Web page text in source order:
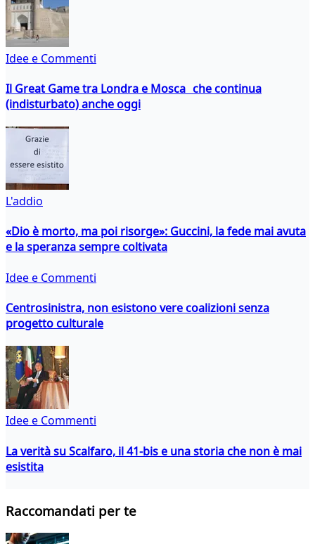
Idee e Commenti
Il Great Game tra Londra e Mosca che continua
(indisturbato) anche oggi
L'addio
«Dio è morto, ma poi risorge»: Guccini, la fede mai avuta
e la speranza sempre coltivata
Idee e Commenti
Centrosinistra, non esistono vere coalizioni senza
progetto culturale
Idee e Commenti
La verità su Scalfaro, il 41-bis e una storia che non è mai
esistita
Raccomandati per te